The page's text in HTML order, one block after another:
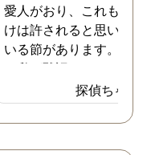
愛人がおり、これも自分
けは許されると思い込ん
いる節があります。もち
ん私が黙認しているだけ
で、良しとしているわけ
はありません。しかし最
では私にも知恵がつき、
探偵ちゃん